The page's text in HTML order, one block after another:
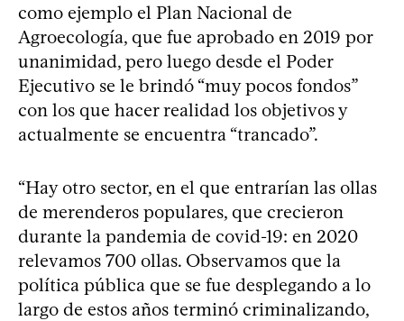
como ejemplo el Plan Nacional de
Agroecología, que fue aprobado en 2019 por
unanimidad, pero luego desde el Poder
Ejecutivo se le brindó “muy pocos fondos”
con los que hacer realidad los objetivos y
actualmente se encuentra “trancado”.
“Hay otro sector, en el que entrarían las ollas
de merenderos populares, que crecieron
durante la pandemia de covid-19: en 2020
relevamos 700 ollas. Observamos que la
política pública que se fue desplegando a lo
largo de estos años terminó criminalizando,